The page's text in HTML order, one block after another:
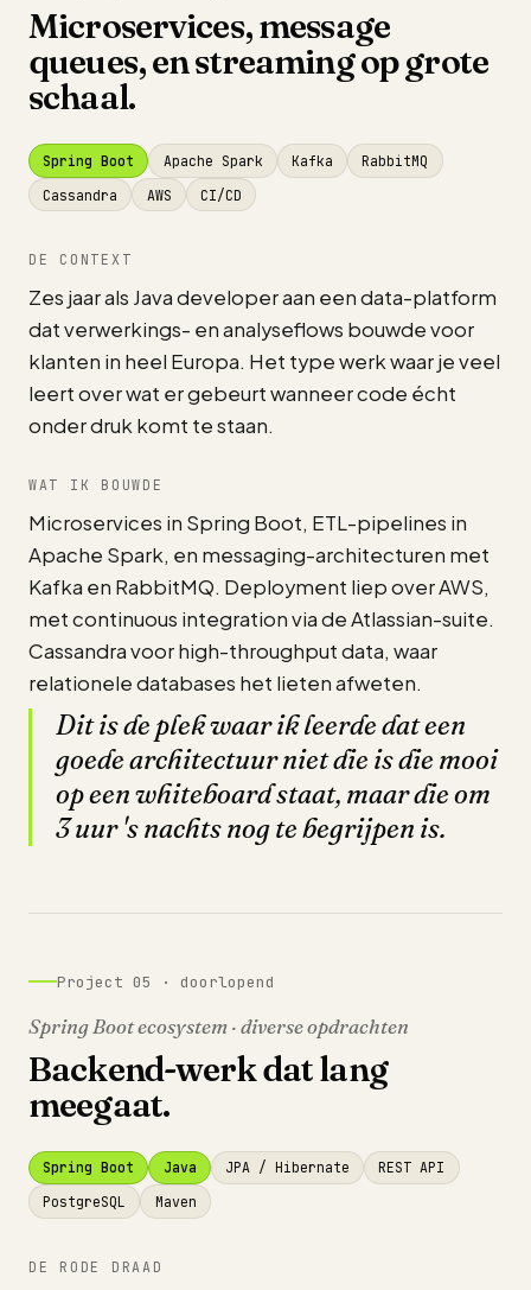
Microservices, message
queues, en streaming op grote
schaal.
Spring Boot Apache Spark Kafka
RabbitMQ
Cassandra
AWS CI/CD
DE CONTEXT
Zes jaar als Java developer aan een data-platform
dat verwerkings- en analyseflows bouwde voor
klanten in heel Europa. Het type werk waar je veel
leert over wat er gebeurt wanneer code écht
onder druk komt te staan.
WAT IK BOUWDE
Microservices in Spring Boot, ETL-pipelines in
Apache Spark, en messaging-architecturen met
Kafka en RabbitMQ. Deployment liep over AWS,
met continuous integration via de Atlassian-suite.
Cassandra voor high-throughput data, waar
relationele databases het lieten afweten.
Dit is de plek waar ik leerde dat een
goede architectuur niet die is die mooi
op een whiteboard staat, maar die om
3 uur 's nachts nog te begrijpen is.
Project 05 · doorlopend
Spring Boot ecosystem · diverse opdrachten
Backend-werk dat lang
meegaat.
Spring Boot Java JPA / Hibernate
REST API
PostgreSQL
Maven
DE RODE DRAAD